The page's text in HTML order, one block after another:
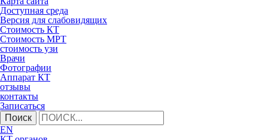
Доступная среда
Версия для слабовидящих
Стоимость КТ
Стоимость МРТ
стоимость узи
Врачи
Фотографии
Аппарат КТ
отзывы
контакты
Записаться
Поиск
EN